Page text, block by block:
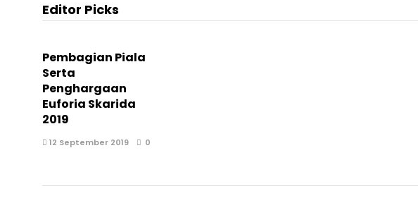
Editor Picks
Pembagian Piala
Serta
Penghargaan
Euforia Skarida
2019
12 September 2019 0